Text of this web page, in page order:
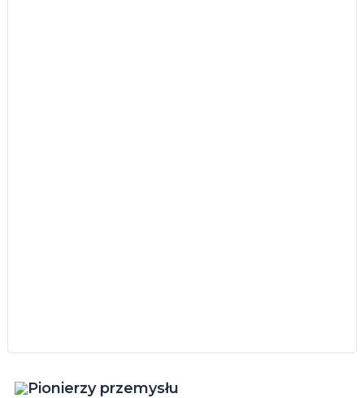
Pionierzy przemysłu